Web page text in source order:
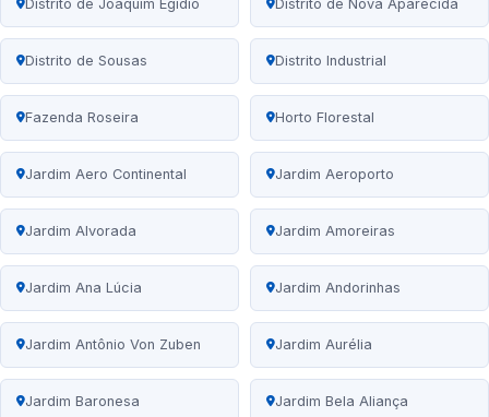
Distrito de Joaquim Egídio Distrito de Nova Aparecida
Distrito de Sousas Distrito Industrial
Fazenda Roseira Horto Florestal
Jardim Aero Continental Jardim Aeroporto
Jardim Alvorada Jardim Amoreiras
Jardim Ana Lúcia Jardim Andorinhas
Jardim Antônio Von Zuben Jardim Aurélia
Jardim Baronesa Jardim Bela Aliança